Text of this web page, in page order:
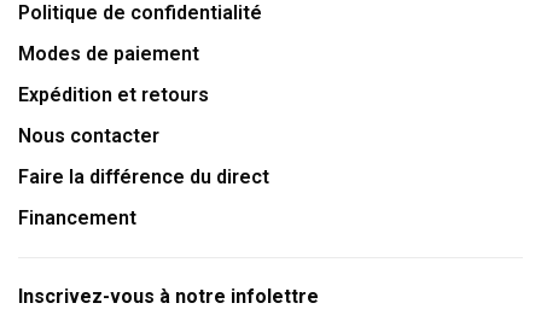
Politique de confidentialité
Modes de paiement
Expédition et retours
Nous contacter
Faire la différence du direct
Financement
Inscrivez-vous à notre infolettre